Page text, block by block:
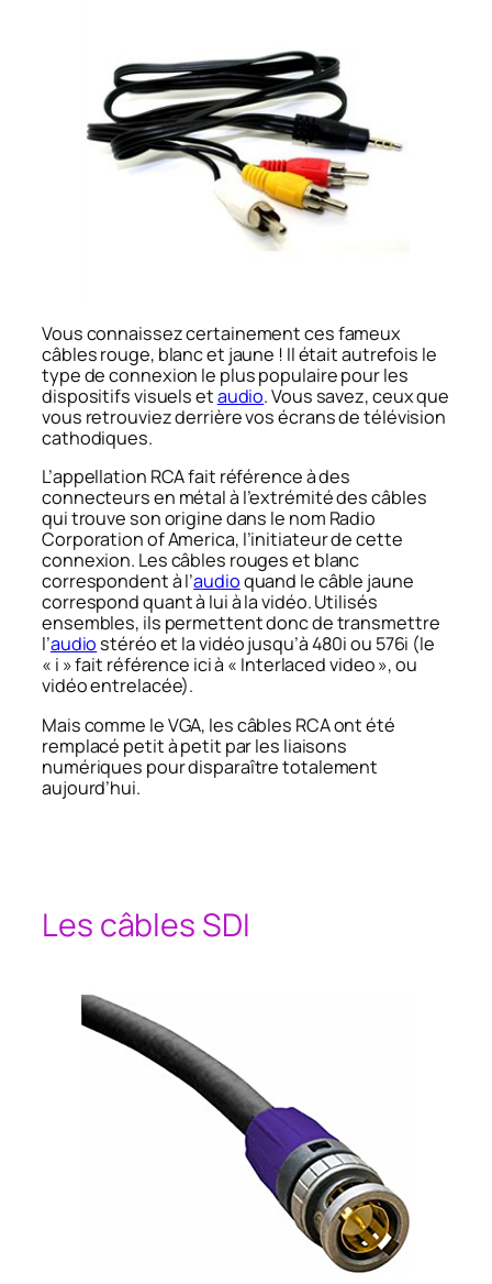
Vous connaissez certainement ces fameux
câbles rouge, blanc et jaune ! Il était autrefois le
type de connexion le plus populaire pour les
dispositifs visuels etaudio. Vous savez, ceux que
vous retrouviez derrière vos écrans de télévision
cathodiques.
L’appellation RCA fait référence à des
connecteurs en métal à l’extrémité des câbles
qui trouve son origine dans le nom Radio
Corporation of America, l’initiateur de cette
connexion. Les câbles rouges et blanc
correspondent à l’audioquand le câble jaune
correspond quant à lui à la vidéo. Utilisés
ensembles, ils permettent donc de transmettre
l’audio stéréo et la vidéo jusqu’à 480i ou 576i (le
« i » fait référence ici à « Interlaced video », ou
vidéo entrelacée).
Mais comme le VGA, les câbles RCA ont été
remplacé petit à petit par les liaisons
numériques pour disparaître totalement
aujourd’hui.
Les câbles SDI